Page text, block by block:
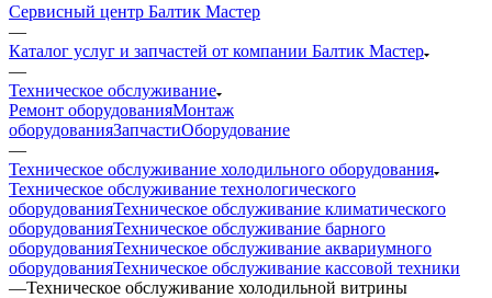
Сервисный центр Балтик Мастер
—
Каталог услуг и запчастей от компании Балтик Мастер
—
Техническое обслуживание
Ремонт оборудованияМонтаж
оборудованияЗапчастиОборудование
—
Техническое обслуживание холодильного оборудования
Техническое обслуживание технологического
оборудованияТехническое обслуживание климатического
оборудованияТехническое обслуживание барного
оборудованияТехническое обслуживание аквариумного
оборудованияТехническое обслуживание кассовой техники
—Техническое обслуживание холодильной витрины